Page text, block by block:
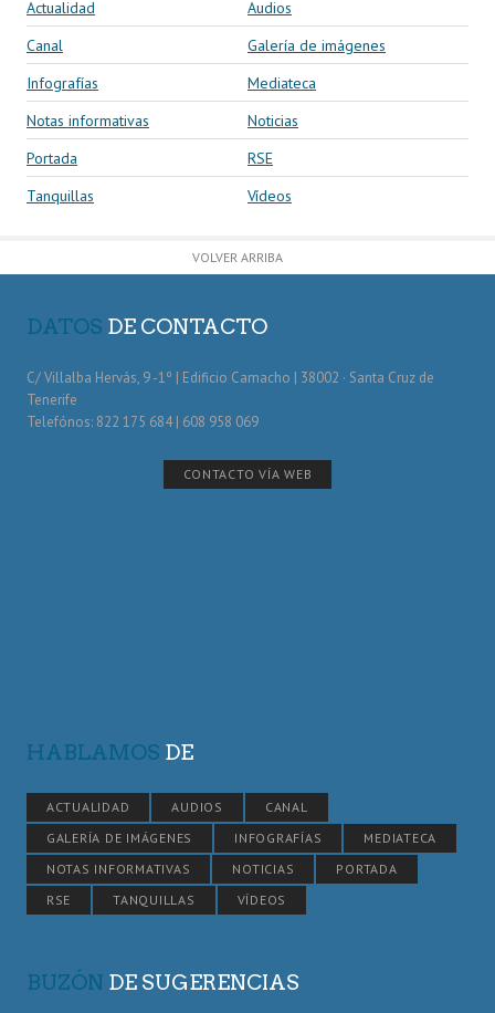
Actualidad
Audios
Canal
Galería de imágenes
Infografías
Mediateca
Notas informativas
Noticias
Portada
RSE
Tanquillas
Vídeos
VOLVER ARRIBA
DATOS DE CONTACTO
C/ Villalba Hervás, 9 -1º | Edificio Camacho | 38002 · Santa Cruz de
Tenerife
Telefónos: 822 175 684 | 608 958 069
CONTACTO VÍA WEB
HABLAMOS DE
ACTUALIDAD AUDIOS
CANAL
GALERÍA DE IMÁGENES
INFOGRAFÍAS
MEDIATECA
NOTAS INFORMATIVAS
NOTICIAS
PORTADA
RSE
TANQUILLAS VÍDEOS
BUZÓN DE SUGERENCIAS